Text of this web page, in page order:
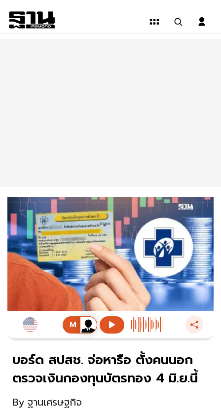
บอร์ด สปสช. จ่อหารือ ตั้งคนนอก
ตรวจเงินกองทุนบัตรทอง 4 มิ.ย.นี้
By ฐานเศรษฐกิจ